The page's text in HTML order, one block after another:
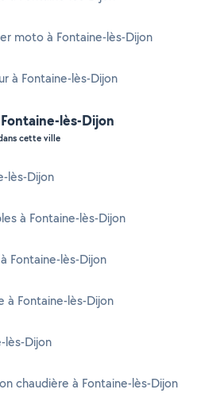
moto à Fontaine-lès-Dijon
à Fontaine-lès-Dijon
lès-Dijon
cette ville
lès-Dijon
à Fontaine-lès-Dijon
Fontaine-lès-Dijon
à Fontaine-lès-Dijon
lès-Dijon
chaudière à Fontaine-lès-Dijon